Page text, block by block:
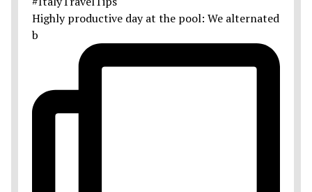
Highly productive day at the pool: We alternated
b